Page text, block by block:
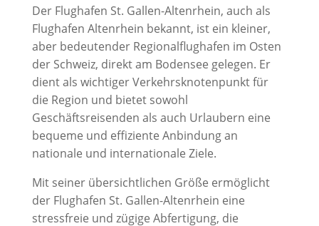
Der Flughafen St. Gallen-Altenrhein, auch als
Flughafen Altenrhein bekannt, ist ein kleiner,
aber bedeutender Regionalflughafen im Osten
der Schweiz, direkt am Bodensee gelegen. Er
dient als wichtiger Verkehrsknotenpunkt für
die Region und bietet sowohl
Geschäftsreisenden als auch Urlaubern eine
bequeme und effiziente Anbindung an
nationale und internationale Ziele.
Mit seiner übersichtlichen Größe ermöglicht
der Flughafen St. Gallen-Altenrhein eine
stressfreie und zügige Abfertigung, die